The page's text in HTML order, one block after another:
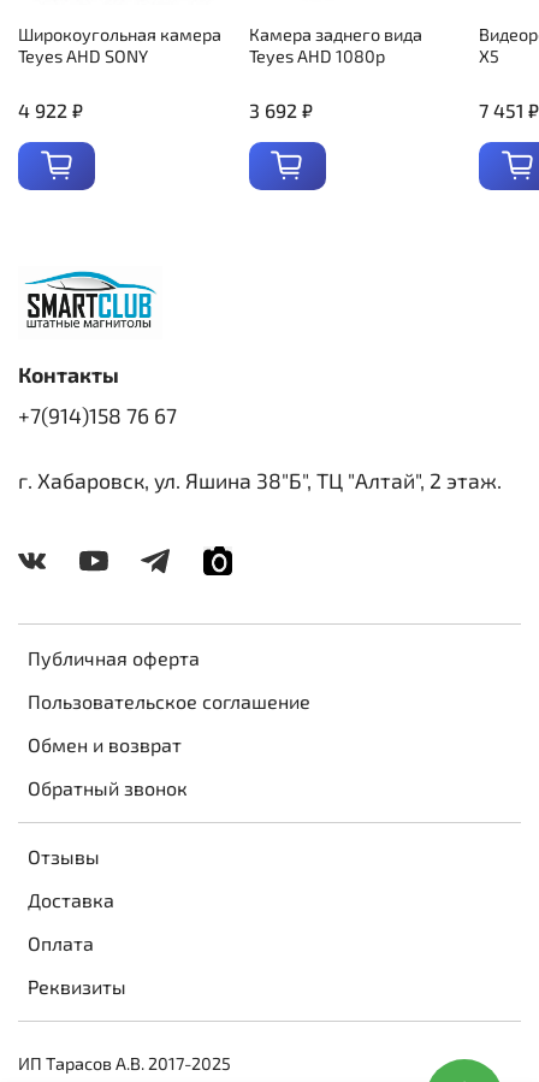
Широкоугольная камера
Teyes AHD SONY
4 922 ₽
Камера заднего вида
Teyes AHD 1080p
3 692 ₽
X5
7 451 ₽
Публичная оферта
Пользовательское соглашение
Обмен и возврат
Обратный звонок
Отзывы
Доставка
Оплата
Реквизиты
Контакты
+7(914)158 76 67
г. Хабаровск, ул. Яшина 38"Б", ТЦ "Алтай", 2 этаж.
ИП Тарасов А.В. 2017-2025